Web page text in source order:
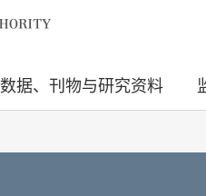
数据、刊物与研究资料